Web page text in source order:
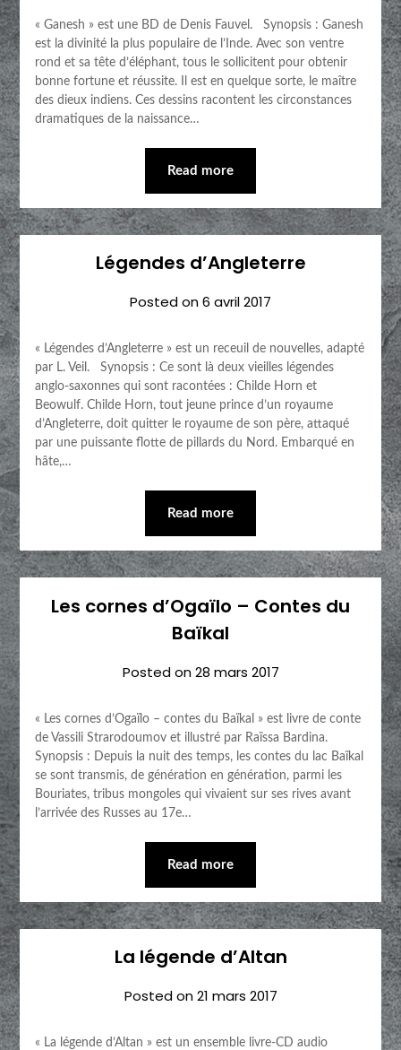
« Ganesh » est une BD de Denis Fauvel. Synopsis : Ganesh
est la divinité la plus populaire de l’Inde. Avec son ventre
rond et sa tête d’éléphant, tous le sollicitent pour obtenir
bonne fortune et réussite. Il est en quelque sorte, le maître
des dieux indiens. Ces dessins racontent les circonstances
dramatiques de la naissance…
Read more
Légendes d’Angleterre
Posted on6 avril 2017
« Légendes d’Angleterre » est un receuil de nouvelles, adapté
par L. Veil. Synopsis : Ce sont là deux vieilles légendes
anglo-saxonnes qui sont racontées : Childe Horn et
Beowulf. Childe Horn, tout jeune prince d’un royaume
d’Angleterre, doit quitter le royaume de son père, attaqué
par une puissante flotte de pillards du Nord. Embarqué en
hâte,…
Read more
Les cornes d’Ogaïlo – Contes du
Baïkal
Posted on28 mars 2017
« Les cornes d’Ogaïlo – contes du Baïkal » est livre de conte
de Vassili Strarodoumov et illustré par Raïssa Bardina.
Synopsis : Depuis la nuit des temps, les contes du lac Baïkal
se sont transmis, de génération en génération, parmi les
Bouriates, tribus mongoles qui vivaient sur ses rives avant
l’arrivée des Russes au 17e…
Read more
La légende d’Altan
Posted on21 mars 2017
« La légende d’Altan » est un ensemble livre-CD audio